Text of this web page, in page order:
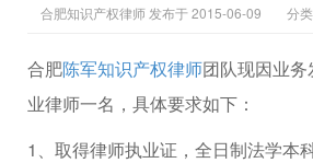
合肥知识产权律师 发布于 2015-06-09 分类
合肥陈军知识产权律师团队现因业
业律师一名，具体要求如下：
1、取得律师执业证，全日制法学本